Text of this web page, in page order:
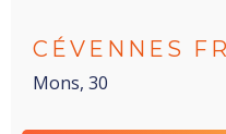
CÉVENNES
Mons, 30